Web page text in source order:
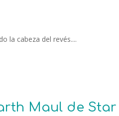
la cabeza del revés....
Maul de Star